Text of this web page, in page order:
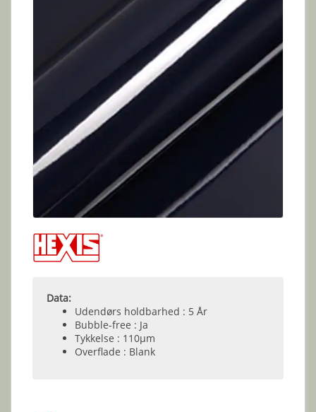
Data:
Udendørs holdbarhed : 5 År
Bubble-free : Ja
Tykkelse : 110µm
Overflade : Blank